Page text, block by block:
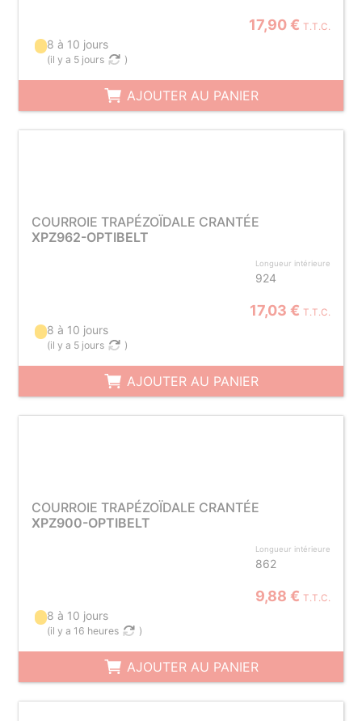
17,90 € T.T.C.
8 à 10 jours
(il y a 5 jours )
AJOUTER AU PANIER
COURROIE TRAPÉZOÏDALE CRANTÉE
XPZ962-OPTIBELT
Longueur intérieure
924
17,03 € T.T.C.
8 à 10 jours
(il y a 5 jours )
AJOUTER AU PANIER
COURROIE TRAPÉZOÏDALE CRANTÉE
XPZ900-OPTIBELT
Longueur intérieure
862
9,88 € T.T.C.
8 à 10 jours
(il y a 16 heures )
AJOUTER AU PANIER